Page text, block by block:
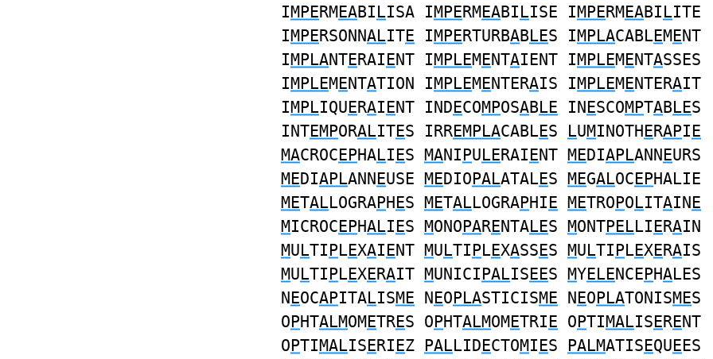
IMPERMEABILISA IMPERMEABILISE IMPERMEABILITE
IMPERSONNALITE IMPERTURBABLES IMPLACABLEMENT
IMPLANTERAIENT IMPLEMENTAIENT IMPLEMENTASSES
IMPLEMENTATION IMPLEMENTERAIS IMPLEMENTERAIT
IMPLIQUERAIENT INDECOMPOSABLE INESCOMPTABLES
INTEMPORALITES IRREMPLACABLES LUMINOTHERAPIE
MACROCEPHALIES MANIPULERAIENT MEDIAPLANNEURS
MEDIAPLANNEUSE MEDIOPALATALES MEGALOCEPHALIE
METALLOGRAPHES METALLOGRAPHIE METROPOLITAINE
MICROCEPHALIES MONOPARENTALES MONTPELLIERAIN
MULTIPLEXAIENT MULTIPLEXASSES MULTIPLEXERAIS
MULTIPLEXERAIT MUNICIPALISEES MYELENCEPHALES
NEOCAPITALISME NEOPLASTICISME NEOPLATONISMES
OPHTALMOMETRES OPHTALMOMETRIE OPTIMALISERENT
OPTIMALISERIEZ PALLIDECTOMIES PALMATISEQUEES